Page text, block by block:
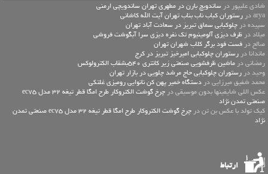
شادی علیپور در ساندویچ بارن در مطهری تهران ساندویچی ارمنی
arya در
رستوران کباب ناب بناب تهران آیت الله کاشانی
سپیده در چلوکبابی سماق تبریز در سعادت آباد تهران
میلاد در ظرف دیزی آلومینیوم تک نفره دیزی سرا آبگوشت فروشی
صالح در فست فود برگر کلاب شهران تهران
ماندانا در رستوران چلوکبابی امیرخیز تبریز در کرج
رمضانی در ماشین ظرفشویی صنعتی زیر کانتری 540بشقاب الکترولوکس
وحید در رستوران چلوکبابی حاج مرشد چلویی در بازار تهران
محمد شفیق میرزایی در دستگاه خمیر پهن کن نانوایی رومیزی غلتکی
عكس اللي شايفينها بدون موسيقى در
چرخ گوشت الکتروکار طرح امگا قطر تیغه 32 مدل ec75
صنعتی تمدن نژاد
کیک تولد با عکس بن تن در
چرخ گوشت الکتروکار طرح امگا قطر تیغه 32 مدل ec75 صنعتی تمدن
نژاد
ارتباط